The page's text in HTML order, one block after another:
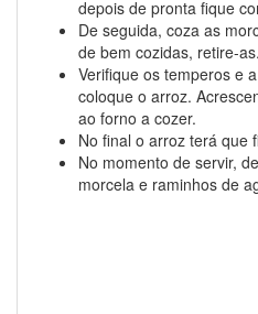
depois de pronta fique
De seguida, coza as
de bem cozidas, retire-as.
Verifique os temperos e
coloque o arroz.
ao forno a cozer.
No final o arroz terá que
No momento de servir,
morcela e raminhos de